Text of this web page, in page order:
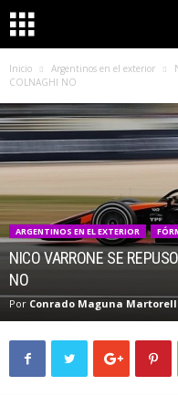
Inicio Argentinos en el exterior
COLNAGHI NO
ARGENTINOS EN EL EXTERIOR
NICO VARRONE SE
NO
Por Conrado Maguna Martorell